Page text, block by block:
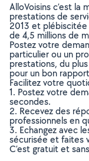
AlloVoisins c’est la
prestations de
2013 et plébiscitée
de 4,5 millions de
Postez votre
particulier ou un
prestations, du
pour un bon
Facilitez votre
1. Postez votre
secondes.
2. Recevez des
professionnels en
3. Echangez avec
sécurisée et faites
C’est gratuit et